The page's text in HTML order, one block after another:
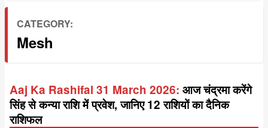
CATEGORY:
Mesh
Aaj Ka Rashifal 31 March 2026: आज चंद्रमा करेंगे
सिंह से कन्या राशि में प्रवेश, जानिए 12 राशियों का दैनिक
राशिफल